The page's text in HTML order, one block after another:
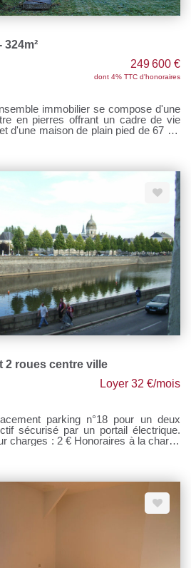
249 600 €
dont 4% TTC d'honoraires
immobilier se compose d'une
en pierres offrant un cadre de vie
d'une maison de plain pied de 67 m²
sous plafond Garage Travaux à
possibilités d'aménagement
euros Honoraires de négociation :
contactez Sandrine
(EI) RSAC
vente, location, syndic de
Notre réseau de 7 agences
secteur qui s'étend sur tout le
(53), le nord du Maine et Loire (49)
2 roues centre ville
Loyer 32 €/mois
n°18 pour un deux
sécurisé par un portail électrique.